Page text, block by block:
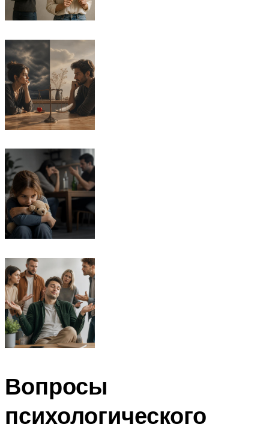
Вопросы
психологического